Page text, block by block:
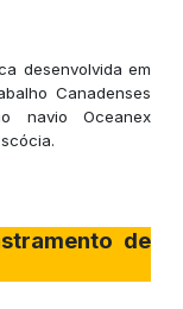
desenvolvida em
Canadenses
navio Oceanex
de